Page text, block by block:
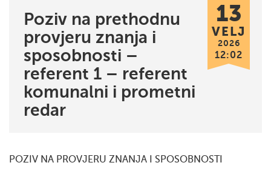
provjeru znanja i sposobnosti – referent 1 – referent
komunalni i prometni redar
Poziv na prethodnu
provjeru znanja i
sposobnosti –
referent 1 – referent
komunalni i prometni
redar
13
VELJ
2026
12:02
POZIV NA PROVJERU ZNANJA I SPOSOBNOSTI